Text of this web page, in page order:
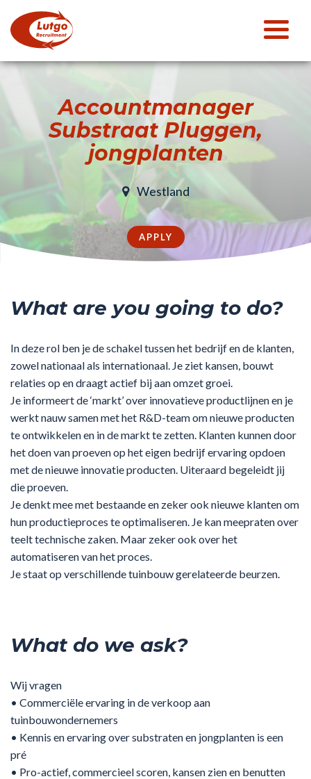
Accountmanager
Substraat Pluggen,
jongplanten
Westland
APPLY
What are you going to do?
In deze rol ben je de schakel tussen het bedrijf en de klanten,
zowel nationaal als internationaal. Je ziet kansen, bouwt
relaties op en draagt actief bij aan omzet groei.
Je informeert de ‘markt’ over innovatieve productlijnen en je
werkt nauw samen met het R&D-team om nieuwe producten
te ontwikkelen en in de markt te zetten. Klanten kunnen door
het doen van proeven op het eigen bedrijf ervaring opdoen
met de nieuwe innovatie producten. Uiteraard begeleidt jij
die proeven.
Je denkt mee met bestaande en zeker ook nieuwe klanten om
hun productieproces te optimaliseren. Je kan meepraten over
teelt technische zaken. Maar zeker ook over het
automatiseren van het proces.
Je staat op verschillende tuinbouw gerelateerde beurzen.
What do we ask?
Wij vragen
• Commerciële ervaring in de verkoop aan
tuinbouwondernemers
• Kennis en ervaring over substraten en jongplanten is een
pré
• Pro-actief, commercieel scoren, kansen zien en benutten